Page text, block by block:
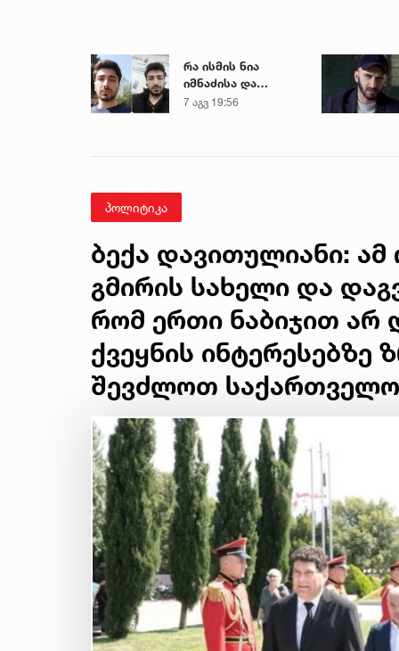
რა ისმის ნია
იმნაძისა და
მამამისის ფარული
7 აგვ 19:56
პოლიტიკა
ბექა დავითულიანი: ამ
გმირის სახელი და
რომ ერთი ნაბიჯით არ
ქვეყნის ინტერესებზე
შევძლოთ